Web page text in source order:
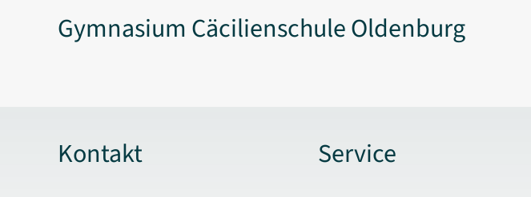
Gymnasium Cäcilienschule Oldenburg
Kontakt Service